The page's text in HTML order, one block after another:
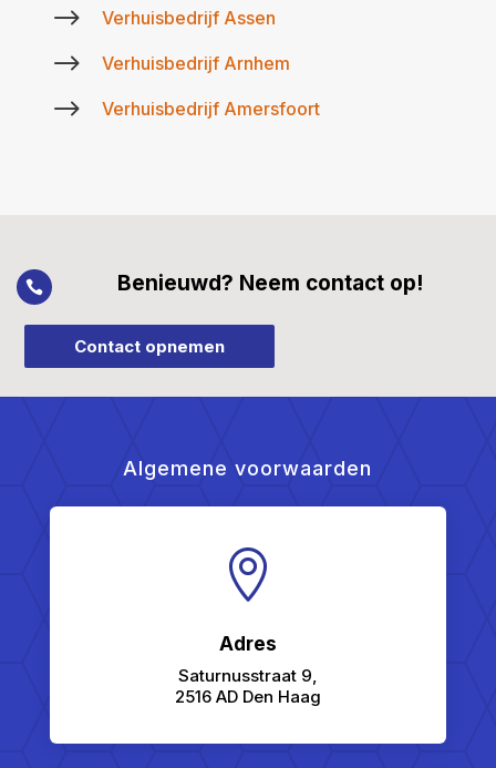
$ Verhuisbedrijf Assen
$ Verhuisbedrijf Arnhem
$ Verhuisbedrijf Amersfoort
 Benieuwd? Neem contact op!
Contact opnemen
Algemene voorwaarden

Adres
Saturnusstraat 9,
2516 AD Den Haag